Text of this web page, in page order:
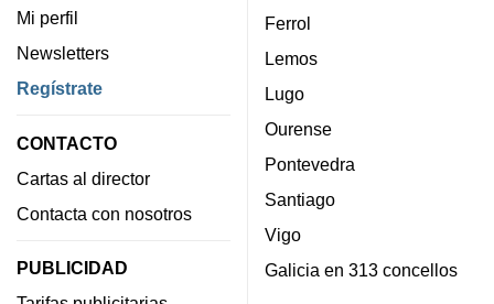
Mi perfil
Newsletters
Regístrate
CONTACTO
Cartas al director
Contacta con nosotros
PUBLICIDAD
Ferrol
Lemos
Lugo
Ourense
Pontevedra
Santiago
Vigo
Galicia en 313 concellos